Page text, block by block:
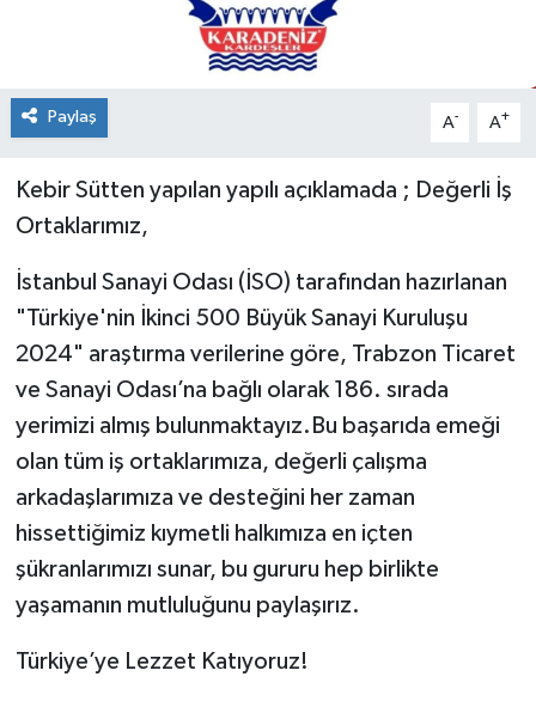
Paylaş A- A+
Kebir Sütten yapılan yapılı açıklamada ; Değerli İş
Ortaklarımız,
İstanbul Sanayi Odası (İSO) tarafından hazırlanan
"Türkiye'nin İkinci 500 Büyük Sanayi Kuruluşu
2024" araştırma verilerine göre, Trabzon Ticaret
ve Sanayi Odası’na bağlı olarak 186. sırada
yerimizi almış bulunmaktayız.Bu başarıda emeği
olan tüm iş ortaklarımıza, değerli çalışma
arkadaşlarımıza ve desteğini her zaman
hissettiğimiz kıymetli halkımıza en içten
şükranlarımızı sunar, bu gururu hep birlikte
yaşamanın mutluluğunu paylaşırız.
Türkiye’ye Lezzet Katıyoruz!